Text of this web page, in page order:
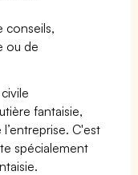
conseils,
ou de
fantaisie,
C'est
spécialement